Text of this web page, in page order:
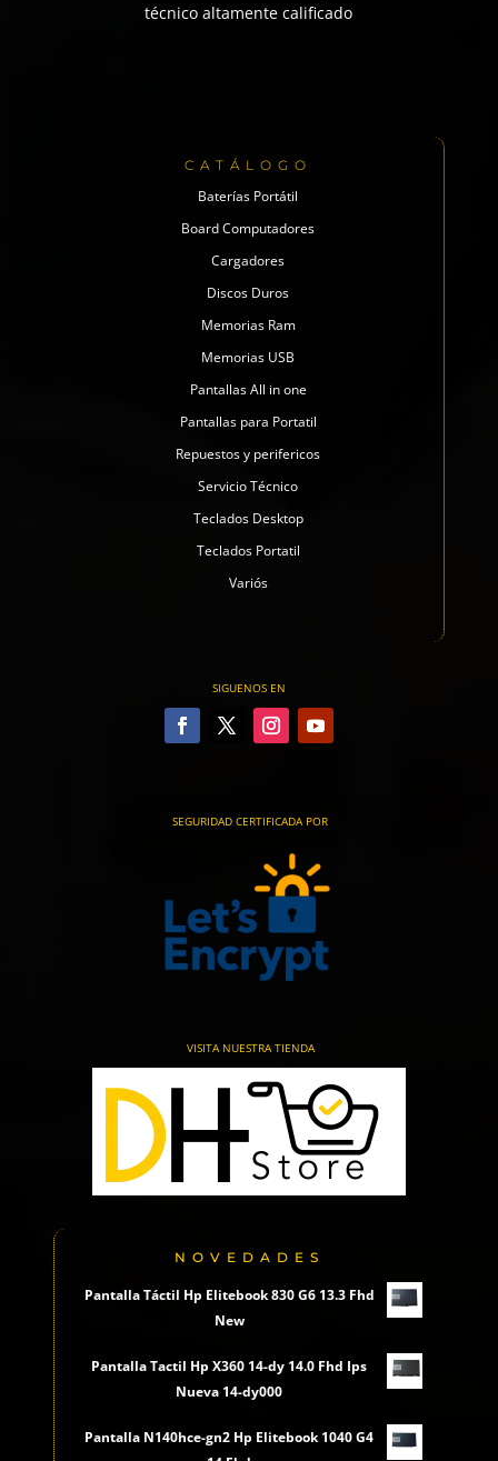
técnico altamente calificado
CATÁLOGO
Baterías Portátil
Board Computadores
Cargadores
Discos Duros
Memorias Ram
Memorias USB
Pantallas All in one
Pantallas para Portatil
Repuestos y perifericos
Servicio Técnico
Teclados Desktop
Teclados Portatil
Variós
SIGUENOS EN
SEGURIDAD CERTIFICADA POR
VISITA NUESTRA TIENDA
NOVEDADES
Pantalla Táctil Hp Elitebook 830 G6 13.3 Fhd
New
Pantalla Tactil Hp X360 14-dy 14.0 Fhd Ips
Nueva 14-dy000
Pantalla N140hce-gn2 Hp Elitebook 1040 G4